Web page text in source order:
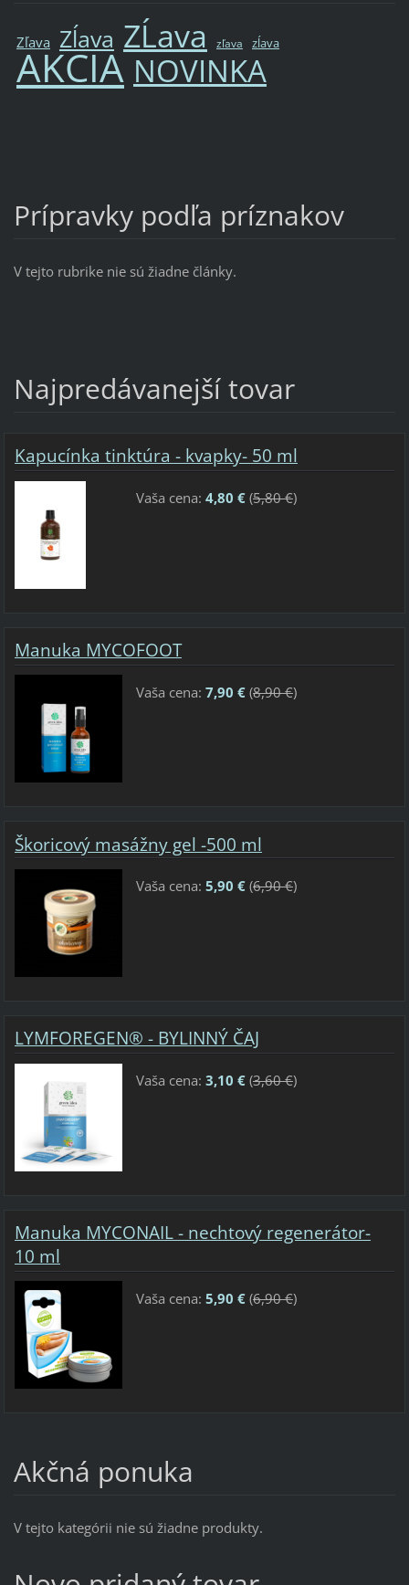
Zľava Zĺava ZĹava zľava zĺava
AKCIA NOVINKA
Prípravky podľa príznakov
V tejto rubrike nie sú žiadne články.
Najpredávanejší tovar
Kapucínka tinktúra - kvapky- 50 ml
Vaša cena: 4,80 €(5,80 €)
Manuka MYCOFOOT
Vaša cena: 7,90 €(8,90 €)
Škoricový masážny gel -500 ml
Vaša cena: 5,90 €(6,90 €)
LYMFOREGEN® - BYLINNÝ ČAJ
Vaša cena: 3,10 €(3,60 €)
Manuka MYCONAIL - nechtový regenerátor-
10 ml
Vaša cena: 5,90 €(6,90 €)
Akčná ponuka
V tejto kategórii nie sú žiadne produkty.